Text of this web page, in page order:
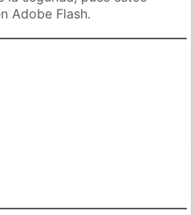
Adobe Flash.